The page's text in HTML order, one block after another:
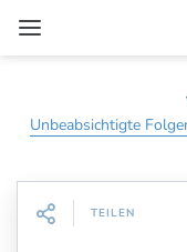
Unbeabsichtigte
TEILEN